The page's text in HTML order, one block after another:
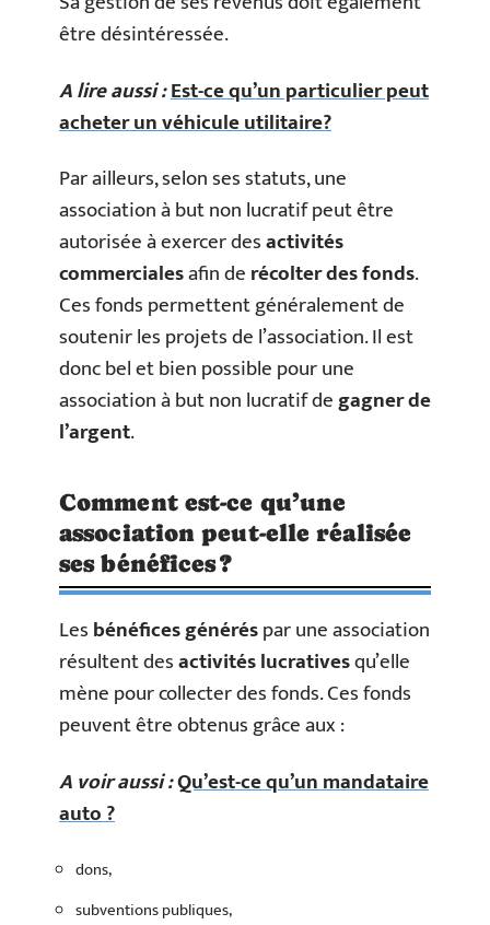
être désintéressée.
A lire aussi :Est-ce qu’un particulier peut
acheter un véhicule utilitaire?
Par ailleurs, selon ses statuts, une
association à but non lucratif peut être
autorisée à exercer desactivités
commercialesafin derécolter des fonds.
Ces fonds permettent généralement de
soutenir les projets de l’association. Il est
donc bel et bien possible pour une
association à but non lucratif degagner de
l’argent.
Comment est-ce qu’une
association peut-elle réalisée
ses bénéfices ?
Lesbénéfices généréspar une association
résultent desactivités lucrativesqu’elle
mène pour collecter des fonds. Ces fonds
peuvent être obtenus grâce aux :
A voir aussi :Qu’est-ce qu’un mandataire
auto ?
dons,
subventions publiques,